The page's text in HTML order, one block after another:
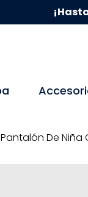
Pantalón De Niña